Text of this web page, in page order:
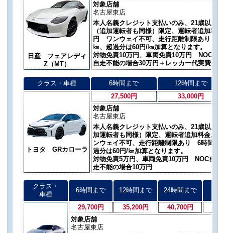
日産 フェアレディ
Z（MT）
対象店舗
名古屋東店
本人名義クレジット支払いのみ、21歳以上
（追加運転者も同様）限定、運転者追加料
円 ワンウェイ不可、走行距離制限あり 6
㎞、超過分は60円/㎞加算となります。
対物免責10万円、車両免責10万円 NOC自
自走不能の場合30万円＋レッカー代実費
クラス・車種 6時間まで 12時間まで
トヨタ GRカローラ
27,500円
33,000円
対象店舗
名古屋東店
本人名義クレジット支払いのみ、21歳以上
加運転者も同様）限定、運転者追加料金お
ンウェイ不可、走行距離制限あり 6時間
過分は60円/㎞加算となります。
対物免責5万円、車両免責10万円 NOC自走
走不能の場合10万円
クラス・
車種
6時間まで 12時間まで 24時間まで
29,700円 35,200円 40,700円
対象店舗
名古屋東店